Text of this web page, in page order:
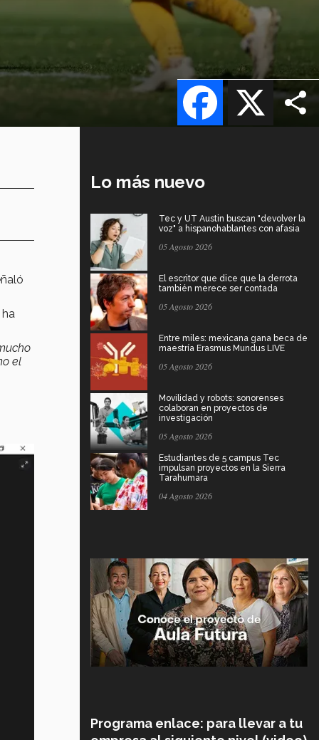
X
Facebook
el
Lo más nuevo
Tec y UT Austin buscan "devolver la
voz" a hispanohablantes con afasia
05 Agosto 2026
El escritor que dice que la derrota
también merece ser contada
05 Agosto 2026
Entre miles: mexicana gana beca de
maestría Erasmus Mundus LIVE
05 Agosto 2026
Movilidad y robots: sonorenses
colaboran en proyectos de
investigación
05 Agosto 2026
Estudiantes de 5 campus Tec
impulsan proyectos en la Sierra
Tarahumara
04 Agosto 2026
Programa enlace: para llevar a tu